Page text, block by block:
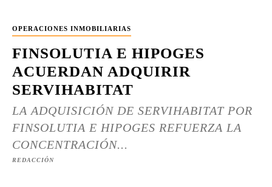
OPERACIONES INMOBILIARIAS
FINSOLUTIA E HIPOGES
ACUERDAN ADQUIRIR
SERVIHABITAT
LA ADQUISICIÓN DE SERVIHABITAT POR
FINSOLUTIA E HIPOGES REFUERZA LA
CONCENTRACIÓN...
REDACCIÓN